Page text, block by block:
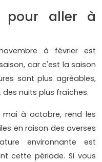
pour aller à
à février est
car c'est la saison
sont plus agréables,
nuits plus fraîches.
mai à octobre, rend les
en raison des averses
environnante est
cette période. Si vous